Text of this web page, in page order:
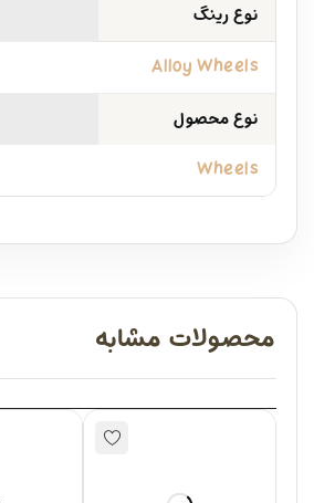
نوع رینگ
Alloy Wheels
نوع محصول
Wheels
محصولات مشابه